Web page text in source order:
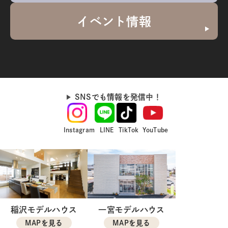
イベント情報
SNSでも情報を発信中！
Instagram LINE TikTok YouTube
稲沢モデルハウス
MAPを見る
一宮モデルハウス
MAPを見る